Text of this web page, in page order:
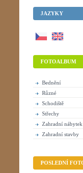
JAZYKY
FOTOALBUM
Bednění
Různé
Schodiště
Střechy
Zahradní nábytek
Zahradní stavby
POSLEDNÍ